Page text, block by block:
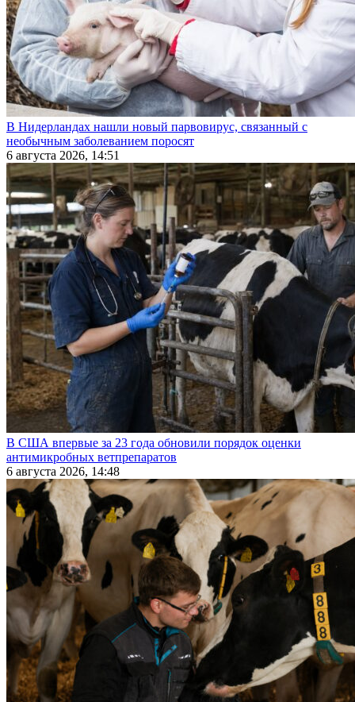
В Нидерландах нашли новый парвовирус, связанный с
необычным заболеванием поросят
6 августа 2026, 14:51
В США впервые за 23 года обновили порядок оценки
антимикробных ветпрепаратов
6 августа 2026, 14:48